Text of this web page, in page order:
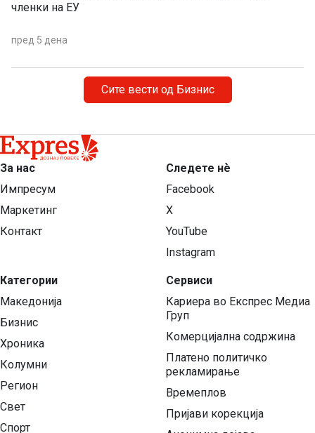
членки на ЕУ
пред 5 дена
Сите вести од Бизнис
За нас
Импресум
Маркетинг
Контакт
Категории
Македонија
Бизнис
Хроника
Колумни
Регион
Свет
Спорт
Следете нѐ
Facebook
X
YouTube
Instagram
Сервиси
Кариера во Експрес Медиа
Груп
Комерцијална содржина
Платено политичко
рекламирање
Времеплов
Пријави корекција